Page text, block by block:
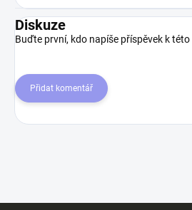
Diskuze
Buďte první, kdo napíše příspěvek k této
Přidat komentář